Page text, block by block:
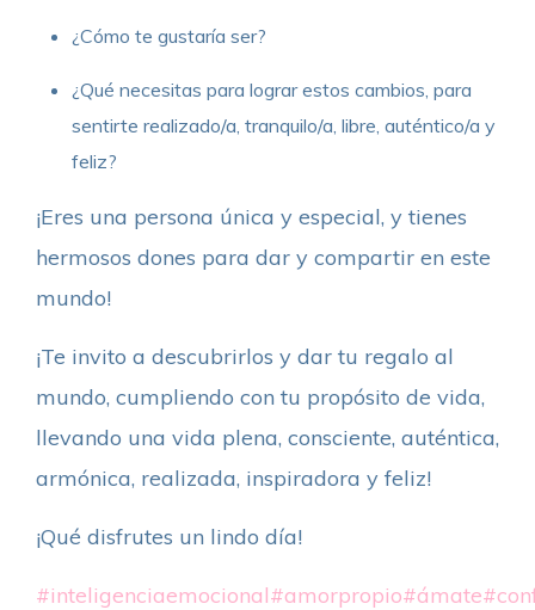
¿Cómo te gustaría ser?
¿Qué necesitas para lograr estos cambios, para
sentirte realizado/a, tranquilo/a, libre, auténtico/a y
feliz?
¡Eres una persona única y especial, y tienes
hermosos dones para dar y compartir en este
mundo!
¡Te invito a descubrirlos y dar tu regalo al
mundo, cumpliendo con tu propósito de vida,
llevando una vida plena, consciente, auténtica,
armónica, realizada, inspiradora y feliz!
¡Qué disfrutes un lindo día!
#inteligenciaemocional#amorpropio#ámate